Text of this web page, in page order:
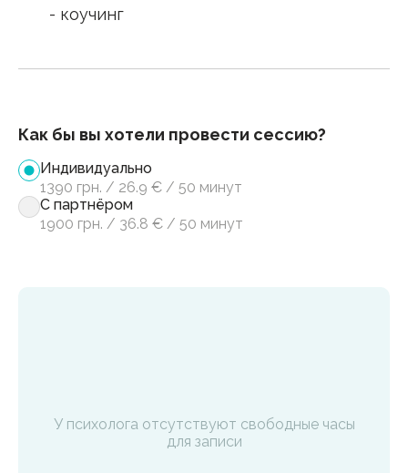
- коучинг
Как бы вы хотели провести сессию?
Индивидуально
1390 грн. / 26.9 € / 50 минут
С партнёром
1900 грн. / 36.8 € / 50 минут
У психолога отсутствуют свободные часы
для записи